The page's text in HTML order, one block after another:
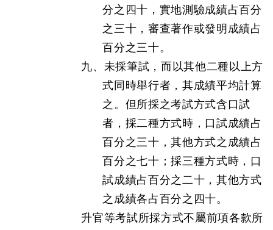
分之四十，實地測驗成績占百分
之三十，審查著作或發明成績占
百分之三十。
九、未採筆試，而以其他二種以上方
式同時舉行者，其成績平均計算
之。但所採之考試方式含口試
者，採二種方式時，口試成績占
百分之三十，其他方式之成績占
百分之七十；採三種方式時，口
試成績占百分之二十，其他方式
之成績各占百分之四十。
升官等考試所採方式不屬前項各款所